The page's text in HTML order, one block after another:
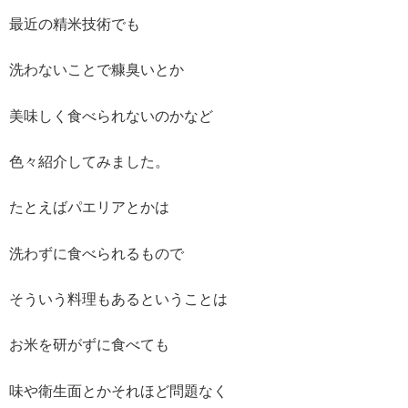
最近の精米技術でも
洗わないことで糠臭いとか
美味しく食べられないのかなど
色々紹介してみました。
たとえばパエリアとかは
洗わずに食べられるもので
そういう料理もあるということは
お米を研がずに食べても
味や衛生面とかそれほど問題なく